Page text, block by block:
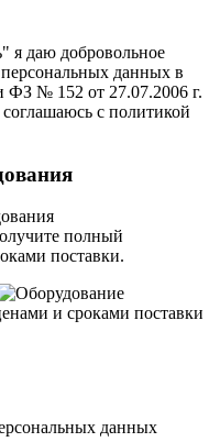
я даю добровольное
персональных данных в
ФЗ № 152 от 27.07.2006 г.
с политикой
полный
поставки.
и сроками поставки
данных